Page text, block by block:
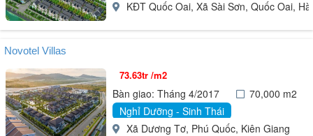
KĐT Quốc Oai, Xã Sài Sơn, Quốc Oai,
Novotel Villas
73.63tr /m2
Bàn giao: Tháng 4/2017
70,000 m2
Nghỉ Dưỡng - Sinh Thái
Xã Dương Tơ, Phú Quốc, Kiên Giang